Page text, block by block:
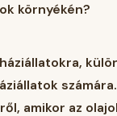
környékén?
amikor az